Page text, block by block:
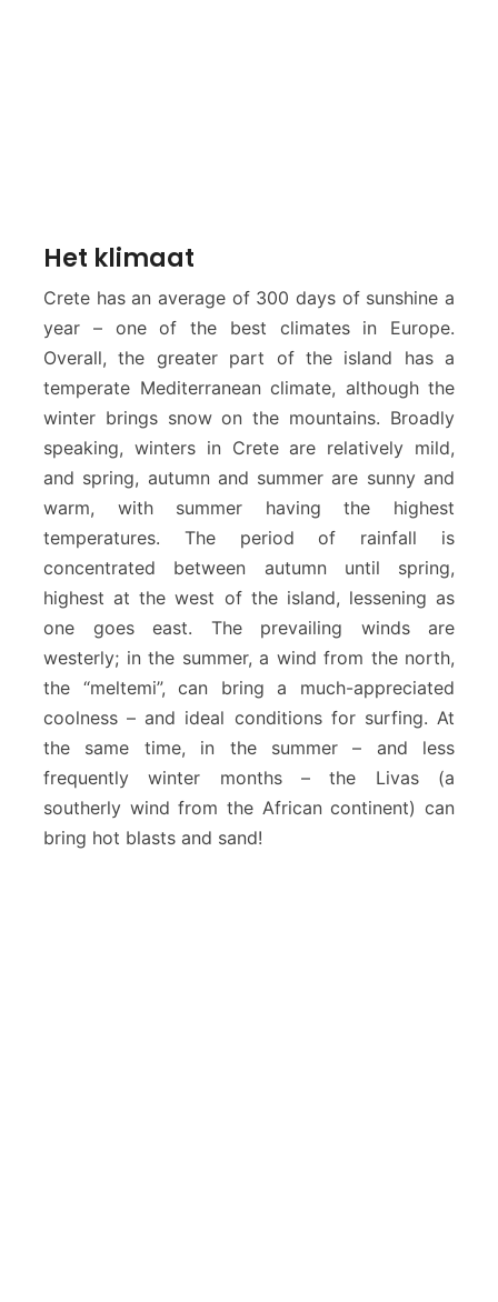
Het klimaat
Crete has an average of 300 days of sunshine a
year – one of the best climates in Europe.
Overall, the greater part of the island has a
temperate Mediterranean climate, although the
winter brings snow on the mountains. Broadly
speaking, winters in Crete are relatively mild,
and spring, autumn and summer are sunny and
warm, with summer having the highest
temperatures. The period of rainfall is
concentrated between autumn until spring,
highest at the west of the island, lessening as
one goes east. The prevailing winds are
westerly; in the summer, a wind from the north,
the “meltemi”, can bring a much-appreciated
coolness – and ideal conditions for surfing. At
the same time, in the summer – and less
frequently winter months – the Livas (a
southerly wind from the African continent) can
bring hot blasts and sand!